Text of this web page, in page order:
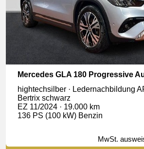
Mercedes GLA 180 Progressive
hightechsilber · Ledernachbildung
Bertrix schwarz
EZ 11/2024 · 19.000 km
136 PS (100 kW) Benzin
MwSt.